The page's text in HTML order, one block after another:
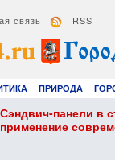
связь RSS
ПРИРОДА
ОТДЫХ
Сэндвич-панели в
применение